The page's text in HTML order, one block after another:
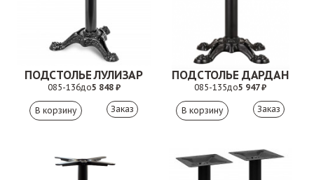
ПОДСТОЛЬЕ ЛУЛИЗАР
085-136до5 848 ₽
Заказ
ПОДСТОЛЬЕ ДАРДАН
085-135до5 947 ₽
Заказ